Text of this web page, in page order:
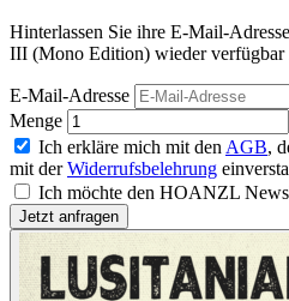
Hinterlassen Sie ihre E-Mail-
III (Mono Edition) wieder verfügbar
E-Mail-Adresse
Menge
Ich erkläre mich mit den AGB,
mit derWiderrufsbelehrung
Ich möchte den HOANZL